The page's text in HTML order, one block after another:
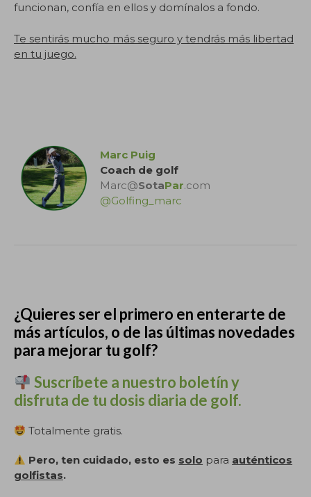
funcionan, confía en ellos y domínalos a fondo.
Te sentirás mucho más seguro y tendrás más libertad
en tu juego.
Marc Puig
Coach de golf
Marc@SotaPar.com
@Golfing_marc
¿Quieres ser el primero en enterarte de
más artículos, o de las últimas novedades
para mejorar tu golf?
Suscríbete a nuestro boletín y
disfruta de tu dosis diaria de golf.
Totalmente gratis.
Pero, ten cuidado, esto es solo para auténticos
golfistas.